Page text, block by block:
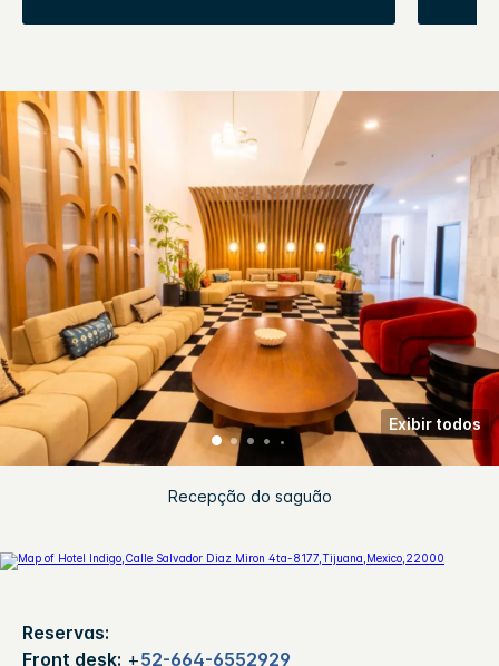
Recepção do saguão
Exibir todos
Reservas:
Front desk: +52-664-6552929